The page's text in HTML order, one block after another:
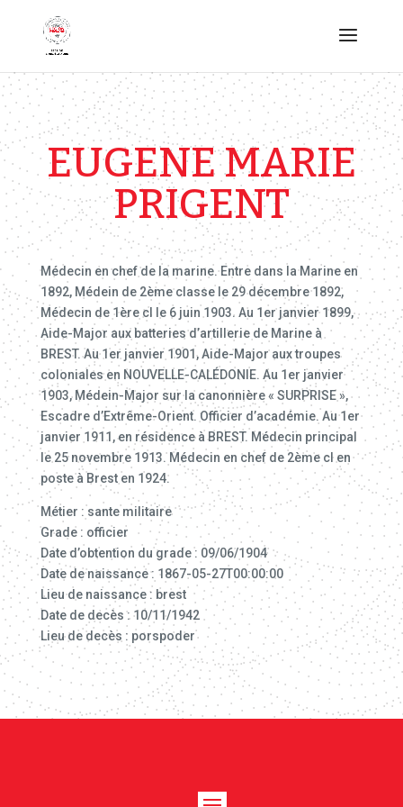
EUGENE MARIE
PRIGENT
Médecin en chef de la marine. Entre dans la Marine en
1892, Médein de 2ème classe le 29 décembre 1892,
Médecin de 1ère cl le 6 juin 1903. Au 1er janvier 1899,
Aide-Major aux batteries d’artillerie de Marine à
BREST. Au 1er janvier 1901, Aide-Major aux troupes
coloniales en NOUVELLE-CALÉDONIE. Au 1er janvier
1903, Médein-Major sur la canonnière « SURPRISE »,
Escadre d’Extrême-Orient. Officier d’académie. Au 1er
janvier 1911, en résidence à BREST. Médecin principal
le 25 novembre 1913. Médecin en chef de 2ème cl en
poste à Brest en 1924.
Métier : sante militaire
Grade : officier
Date d’obtention du grade : 09/06/1904
Date de naissance : 1867-05-27T00:00:00
Lieu de naissance : brest
Date de decès : 10/11/1942
Lieu de decès : porspoder